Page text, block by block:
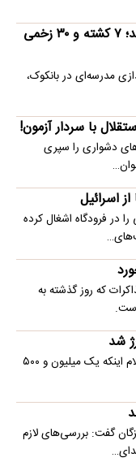
جزئیات تیراندازی در مدرسه‌ای در تایلند؛ ۷ کشته و ۳۰ زخمی
مدرسه‌ای در بانکوک،
با سردار آزمون!
دشواری را سپری
اسرائیل
در فرودگاه اشغال کرده
که روز گذشته به
معاون رفاه وزارت تعاون، کار و رفاه اجتماعی با اعلام اینکه یک میلیون و ۵۰۰
گفت: بررسی‌های لازم